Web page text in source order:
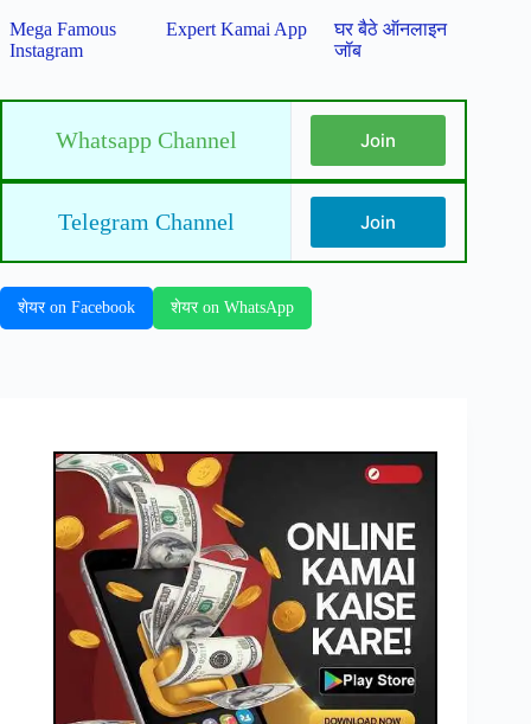
Mega Famous
Instagram
Expert Kamai App
घर बैठे ऑनलाइन
जॉब
Whatsapp Channel Join
Telegram Channel Join
शेयर on Facebook शेयर on WhatsApp